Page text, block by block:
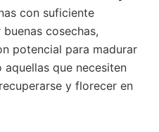
con suficiente
cosechas,
potencial para madurar
que necesiten
y florecer en